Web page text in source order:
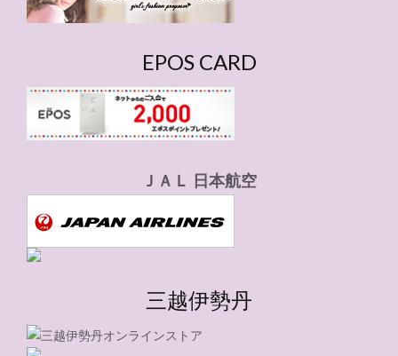
EPOS CARD
ＪＡＬ 日本航空
三越伊勢丹